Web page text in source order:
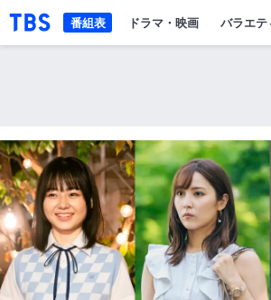
「TBSテレビ」トップページ
ドラマ・映画 バラエ
番組表